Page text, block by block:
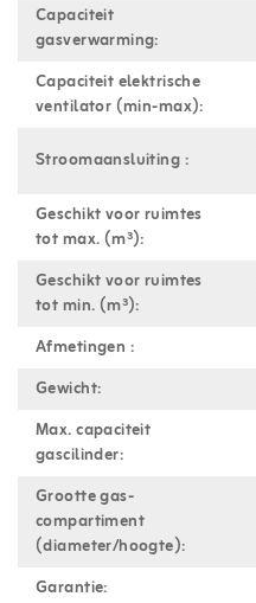
Capaciteit
gasverwarming:
Capaciteit elektrische
ventilator (min-max):
Stroomaansluiting :
Geschikt voor ruimtes
tot max. (m³):
Geschikt voor ruimtes
tot min. (m³):
Afmetingen :
Gewicht:
Max. capaciteit
gascilinder:
Grootte gas-
compartiment
(diameter/hoogte):
Garantie: